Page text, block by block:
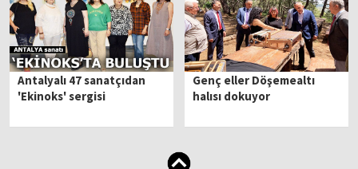
Antalyalı 47 sanatçıdan
'Ekinoks' sergisi
Genç eller Döşemealtı
halısı dokuyor